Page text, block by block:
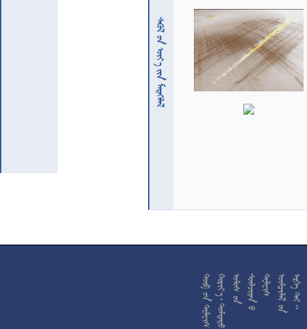
  










































































































